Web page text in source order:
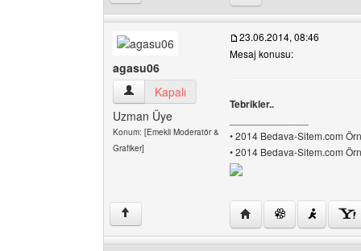
agasu06
agasu06 Kullanıcının profilini görüntüle
Kapalı
Uzman Üye
Konum: [Emekli Moderatör &
Grafiker]
23.06.2014, 08:46
Mesaj konusu:
Tebrikler..
• 2014 Bedava-Sitem.com
• 2014 Bedava-Sitem.com
↑ Yazarın web sitesini